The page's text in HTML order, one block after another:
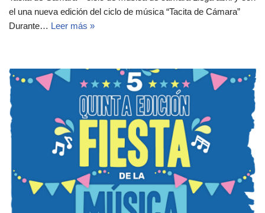
el una nueva edición del ciclo de música “Tacita de Cámara”
Durante… Leer más »